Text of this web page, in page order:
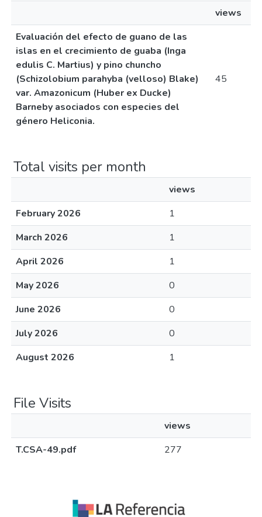
views
Evaluación del efecto de guano de las
islas en el crecimiento de guaba (Inga
edulis C. Martius) y pino chuncho
(Schizolobium parahyba (velloso) Blake)
var. Amazonicum (Huber ex Ducke)
Barneby asociados con especies del
género Heliconia.
45
Total visits per month
views
February 2026
1
March 2026
1
April 2026
1
May 2026
0
June 2026
0
July 2026
0
August 2026
1
File Visits
views
T.CSA-49.pdf
277